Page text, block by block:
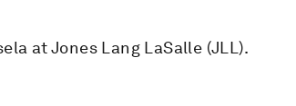
at Jones Lang LaSalle (JLL).